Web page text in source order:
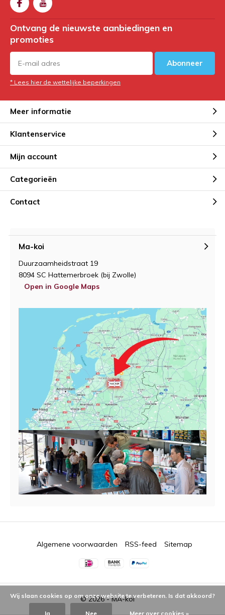
Ontvang de nieuwste aanbiedingen en
promoties
Abonneer
* Lees hier de wettelijke beperkingen
Meer informatie
Klantenservice
Mijn account
Categorieën
Contact
Ma-koi
Duurzaamheidstraat 19
8094 SC Hattemerbroek (bij Zwolle)
Open in Google Maps
© 2026 -MA-koi
Algemene voorwaarden RSS-feed Sitemap
Wij slaan cookies op om onze website te verbeteren. Is dat akkoord?
Ja Nee Meer over cookies »